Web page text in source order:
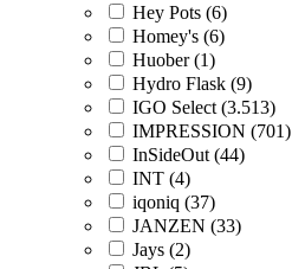
Hey Pots (6)
Homey's (6)
Huober (1)
Hydro Flask (9)
IGO Select (3.513)
IMPRESSION (701)
InSideOut (44)
INT (4)
iqoniq (37)
JANZEN (33)
Jays (2)